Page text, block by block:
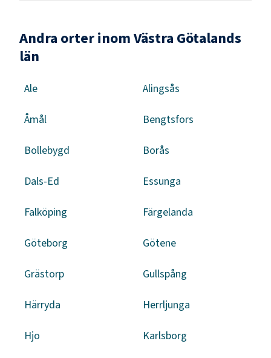
Andra orter inom Västra Götalands
län
Ale Alingsås
Åmål Bengtsfors
Bollebygd Borås
Dals-Ed Essunga
Falköping Färgelanda
Göteborg Götene
Grästorp Gullspång
Härryda Herrljunga
Hjo Karlsborg